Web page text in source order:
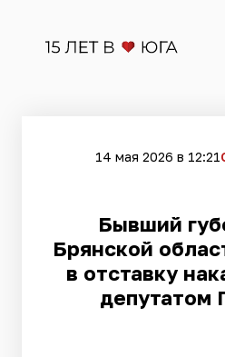
14 мая 2026 в 12:21
Бывший
Брянской
в отставку
депутатом